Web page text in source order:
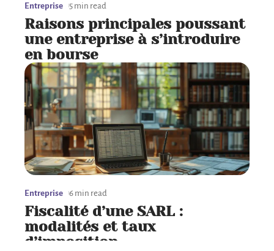
Entreprise 5 min read
Raisons principales poussant
une entreprise à s’introduire
en bourse
Entreprise 6 min read
Fiscalité d’une SARL :
modalités et taux
d’imposition